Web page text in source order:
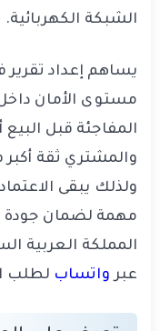
الشبكة الكهربائية.
يساهم إعداد
مستوى الأمان
المفاجئة قبل البيع
والمشتري ثقة أكبر
ولذلك يبقى
مهمة لضمان جودة
المملكة العربية
عبر واتساب لطلب